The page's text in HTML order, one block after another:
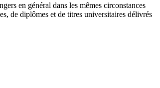
en général dans les mêmes circonstances
de diplômes et de titres universitaires délivrés